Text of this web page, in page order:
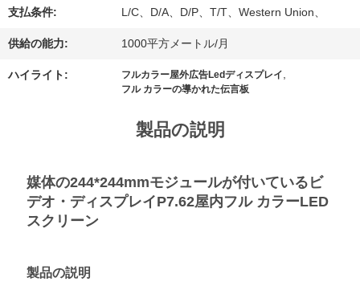
行
品
支払条件: L/C、D/A、D/P、T/T、Western Union、
供給の能力: 1000平方メートル/月
ハイライト: フルカラー屋外広告Ledディスプレイ
フル カラーの導かれた伝言板
製品の説明
媒体の244*244mmモジュールが付いているビ
デオ・ディスプレイP7.62屋内フル カラーLED
スクリーン
製品の説明